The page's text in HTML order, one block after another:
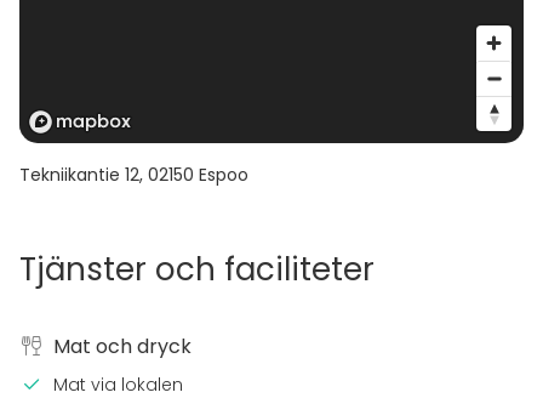
Tekniikantie 12, 02150 Espoo
Tjänster och faciliteter
Mat och dryck
Mat via lokalen